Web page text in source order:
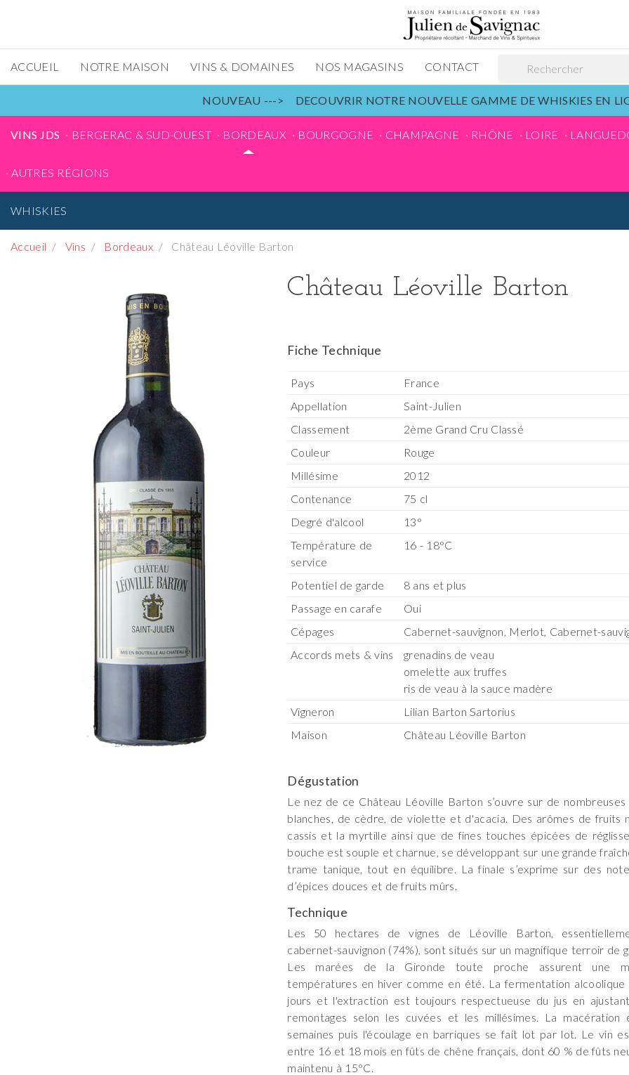
ACCUEIL NOTRE MAISON VINS & DOMAINES NOS MAGASINS CONTACT
NOUVEAU ---> DECOUVRIR NOTRE NOUVELLE GAMME DE WHISKIES EN
VINS JDS BERGERAC & SUD-OUEST BORDEAUX BOURGOGNE CHAMPAGNE RHÔNE LOIRE
AUTRES RÉGIONS
WHISKIES
Accueil Vins Bordeaux Château Léoville Barton
Château Léoville Barton
Fiche Technique
Pays
France
Appellation
Saint-Julien
Classement
2ème Grand Cru Classé
Couleur
Rouge
Millésime
2012
Contenance
75 cl
Degré d'alcool
13°
Température de
service
16 - 18°C
Potentiel de garde
8 ans et plus
Passage en carafe
Oui
Cépages
Cabernet-sauvignon, Merlot, Cabernet-
Accords mets & vins
grenadins de veau
omelette aux truffes
ris de veau à la sauce madère
Vigneron
Lilian Barton Sartorius
Maison
Château Léoville Barton
Dégustation
Le nez de ce Château Léoville Barton s’ouvre sur de
blanches, de cèdre, de violette et d'acacia. Des arômes de fruits
cassis et la myrtille ainsi que de fines touches épicées de
bouche est souple et charnue, se développant sur une grande
trame tanique, tout en équilibre. La finale s’exprime sur des
d’épices douces et de fruits mûrs.
Technique
Les 50 hectares de vignes de Léoville Barton,
cabernet-sauvignon (74%), sont situés sur un magnifique terroir de
Les marées de la Gironde toute proche assurent une
températures en hiver comme en été. La fermentation
jours et l'extraction est toujours respectueuse du jus en
remontages selon les cuvées et les millésimes. La macération
semaines puis l'écoulage en barriques se fait lot par lot. Le vin
entre 16 et 18 mois en fûts de chêne français, dont 60 % de fûts
maintenu à 15°C.